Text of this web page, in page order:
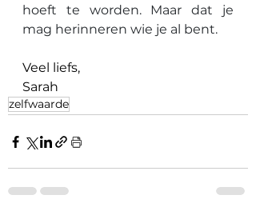
hoeft te worden. Maar dat je
mag herinneren wie je al bent.
Veel liefs,
Sarah
zelfwaarde